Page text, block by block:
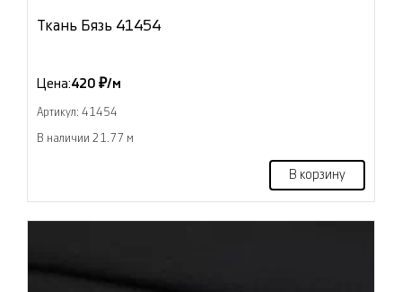
Ткань Бязь 41454
Цена:420 ₽/м
Артикул: 41454
В наличии 21.77 м
В корзину